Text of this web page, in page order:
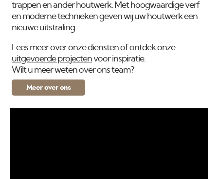
trappen en ander houtwerk. Met hoogwaardige verf
en moderne technieken geven wij uw houtwerk een
nieuwe uitstraling.
Lees meer over onzedienstenof ontdek onze
uitgevoerde projectenvoor inspiratie.
Wilt u meer weten over ons team?
Meer over ons